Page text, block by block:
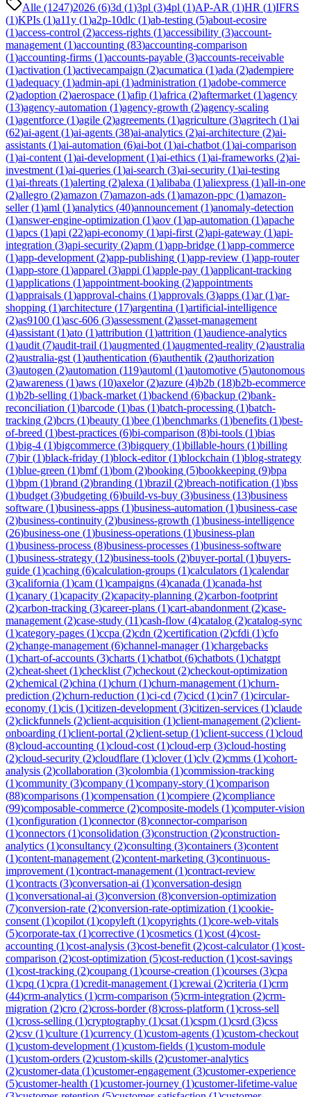
Alle (1247)2026 (6)3d (1)3pl (3)4pl (1)AP-AR (1)HR (1)IFRS
(1)KPIs (1)a11y (1)a2p-10dlc (1)ab-testing (5)about-ecosire
(1)access-control (2)access-rights (1)accessibility (3)account-
management (1)accounting (83)accounting-comparison
(1)accounting-firms (1)accounts-payable (3)accounts-receivable
(1)activation (1)activecampaign (2)acumatica (1)ada (2)adempiere
(1)adequacy (1)admin-api (1)administration (1)adobe-commerce
(2)adoption (2)aerospace (1)afip (1)africa (2)aftermarket (1)agency
(13)agency-automation (1)agency-growth (2)agency-scaling
(1)agentforce (1)agile (2)agreements (1)agriculture (3)agritech (1)ai
(62)ai-agent (1)ai-agents (38)ai-analytics (2)ai-architecture (2)ai-
assistants (1)ai-automation (6)ai-bot (1)ai-chatbot (1)ai-comparison
(1)ai-content (1)ai-development (1)ai-ethics (1)ai-frameworks (2)ai-
investment (1)ai-queries (1)ai-search (3)ai-security (1)ai-testing
(1)ai-threats (1)alerting (2)alexa (1)alibaba (1)aliexpress (1)all-in-one
(2)allegro (2)amazon (7)amazon-ads (1)amazon-ppc (1)amazon-
seller(1)aml (1)analytics (40)announcement (1)anomaly-detection
(1)answer-engine-optimization (1)aov (1)ap-automation (1)apache
(1)apcs (1)api (22)api-economy (1)api-first (2)api-gateway (1)api-
integration (3)api-security (2)apm (1)app-bridge (1)app-commerce
(1)app-development (2)app-publishing (1)app-review (1)app-router
(1)app-store (1)apparel (3)appi (1)apple-pay (1)applicant-tracking
(1)applications (1)appointment-booking (2)appointments
(1)appraisals (1)approval-chains (1)approvals (3)apps (1)ar(1)ar-
shopping (1)architecture (17)argentina (1)artificial-intelligence
(2)as9100 (1)asc-606 (3)assessment (2)asset-management
(4)assistant (1)ato (1)attribution (1)attrition (1)audience-analytics
(1)audit (7)audit-trail (1)augmented (1)augmented-reality (2)australia
(2)australia-gst (1)authentication (6)authentik (2)authorization
(3)autogen (2)automation (119)automl (1)automotive (5)autonomous
(2)awareness (1)aws (10)axelor(2)azure (4)b2b (18)b2b-ecommerce
(1)b2b-selling (1)back-market (1)backend (6)backup (2)bank-
reconciliation (1)barcode (1)bas (1)batch-processing (1)batch-
tracking (2)bcrs (1)beauty (1)bee (1)benchmarks (1)benefits (1)best-
of-breed (1)best-practices (6)bi-comparison (8)bi-tools (1)bias
(1)big-4 (1)bigcommerce (3)bigquery (1)billable-hours (1)billing
(7)bir(1)black-friday (1)block-editor(1)blockchain (1)blog-strategy
(1)blue-green (1)bmf(1)bom (2)booking (5)bookkeeping (9)bpa
(1)bpm (1)brand (2)branding (1)brazil (2)breach-notification (1)bss
(1)budget (3)budgeting (6)build-vs-buy (3)business (13)business
software (1)business-apps (1)business-automation (1)business-case
(2)business-continuity (2)business-growth (1)business-intelligence
(26)business-one (1)business-operations (1)business-plan
(1)business-process (8)business-processes (1)business-software
(1)business-strategy (12)business-tools (2)buyer-portal (1)buyers-
guide (1)caching (6)calculation-groups (1)calculators (1)calendar
(3)california (1)cam (1)campaigns (4)canada (1)canada-hst
(1)canary (1)capacity (2)capacity-planning (2)carbon-footprint
(2)carbon-tracking (3)career-plans (1)cart-abandonment (2)case-
management (2)case-study (11)cash-flow (4)catalog (2)catalog-sync
(1)category-pages (1)ccpa (2)cdn (2)certification (2)cfdi (1)cfo
(2)change-management (6)channel-manager(1)chargebacks
(1)chart-of-accounts (3)charts (1)chatbot (6)chatbots (1)chatgpt
(2)cheat-sheet (1)checklist (7)checkout (2)checkout-optimization
(2)chemical (2)china (1)churn (1)churn-management (1)churn-
prediction (2)churn-reduction (1)ci-cd (7)cicd (1)cin7 (1)circular-
economy (1)cis (1)citizen-development (3)citizen-services (1)claude
(2)clickfunnels (2)client-acquisition (1)client-management (2)client-
onboarding (1)client-portal (2)client-setup (1)client-success (1)cloud
(8)cloud-accounting (1)cloud-cost (1)cloud-erp (3)cloud-hosting
(2)cloud-security (2)cloudflare (1)clover(1)clv (2)cmms (1)cohort-
analysis (2)collaboration (3)colombia (1)commission-tracking
(1)community (3)company (1)company-story (1)comparison
(88)comparisons (1)compensation (1)compiere (2)compliance
(99)composable-commerce (2)composite-models (1)computer-vision
(1)configuration (1)connector(8)connector-comparison
(1)connectors (1)consolidation (3)construction (2)construction-
analytics (1)consultancy (2)consulting (3)containers (3)content
(1)content-management (2)content-marketing (3)continuous-
improvement (1)contract-management (1)contract-review
(1)contracts (3)conversation-ai (1)conversation-design
(1)conversational-ai (3)conversion (8)conversion-optimization
(7)conversion-rate (2)conversion-rate-optimization (1)cookie-
consent (1)copilot (1)copyleft (1)copyrights (1)core-web-vitals
(5)corporate-tax (1)corrective (1)cosmetics (1)cost (4)cost-
accounting (1)cost-analysis (3)cost-benefit (2)cost-calculator(1)cost-
comparison (2)cost-optimization (5)cost-reduction (1)cost-savings
(1)cost-tracking (2)coupang (1)course-creation (1)courses (3)cpa
(1)cpq (1)cpra (1)credit-management (1)crewai (2)criteria (1)crm
(44)crm-analytics (1)crm-comparison (5)crm-integration (2)crm-
migration (2)cro (2)cross-border(8)cross-platform (1)cross-sell
(1)cross-selling (1)cryptography (1)csat (1)cspm (1)csrd (3)css
(2)csv (1)culture (1)currency (1)custom-agents (1)custom-checkout
(1)custom-development (1)custom-fields (1)custom-module
(1)custom-orders (2)custom-skills (2)customer-analytics
(2)customer-data (1)customer-engagement (3)customer-experience
(5)customer-health (1)customer-journey (1)customer-lifetime-value